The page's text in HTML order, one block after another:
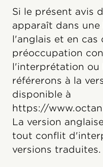
Si le présent avis
apparaît dans
l'anglais et en cas
préoccupation
l'interprétation ou
référerons à la
disponible à
https://
La version
tout conflit
versions traduites.